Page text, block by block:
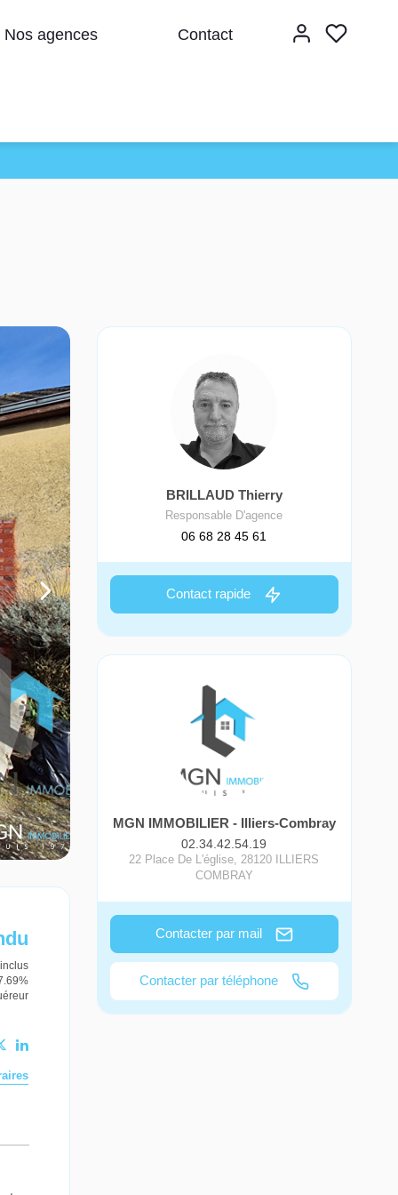
Nos agences Contact
BRILLAUD Thierry
Responsable D'agence
06 68 28 45 61
Contact rapide
MGN IMMOBILIER - Illiers-Combray
02.34.42.54.19
22 Place De L'église,28120
ILLIERS
COMBRAY
Contacter par mail
Contacter par téléphone